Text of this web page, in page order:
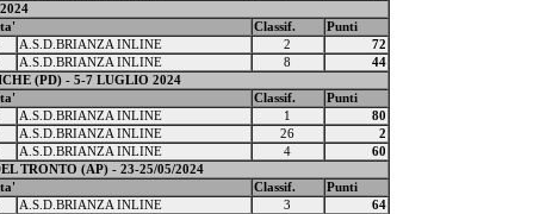
Classif.
Punti
A.S.D.BRIANZA INLINE 2
72
A.S.D.BRIANZA INLINE 8
44
(PD) - 5-7 LUGLIO 2024
Classif.
Punti
A.S.D.BRIANZA INLINE 1
80
A.S.D.BRIANZA INLINE 26
2
A.S.D.BRIANZA INLINE 4
60
TRONTO (AP) - 23-25/05/2024
Classif.
Punti
A.S.D.BRIANZA INLINE 3
64